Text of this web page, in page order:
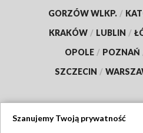
GORZÓW WLKP. /
KRAKÓW / LUBLIN /
OPOLE / POZNAŃ
SZCZECIN /
Szanujemy Twoją prywatność